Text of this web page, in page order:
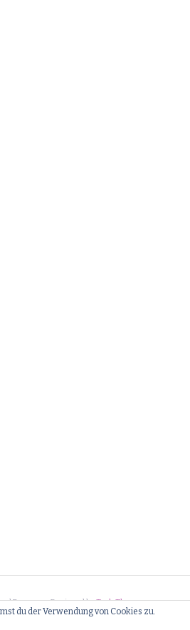
Bremmer Designed byTeslaThemes
du der Verwendung von Cookies zu.